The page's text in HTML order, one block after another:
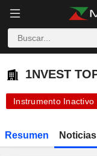
1NVEST TOP 40
1NVEST
Instrumento Inactivo
Resumen Noticias